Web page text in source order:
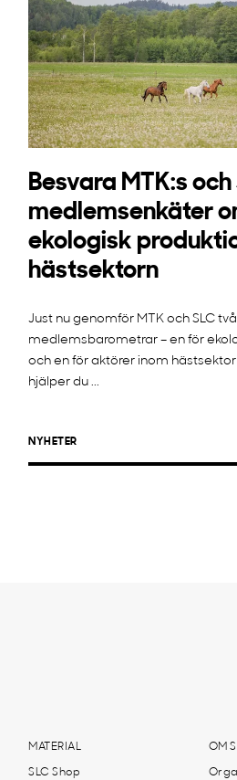
Besvara MTK:s och
medlemsenkäter
ekologisk
hästsektorn
Just nu genomför MTK och SLC två
medlemsbarometrar – en för
och en för aktörer inom
hjälper du ...
NYHETER
MATERIAL
SLC Shop
OM